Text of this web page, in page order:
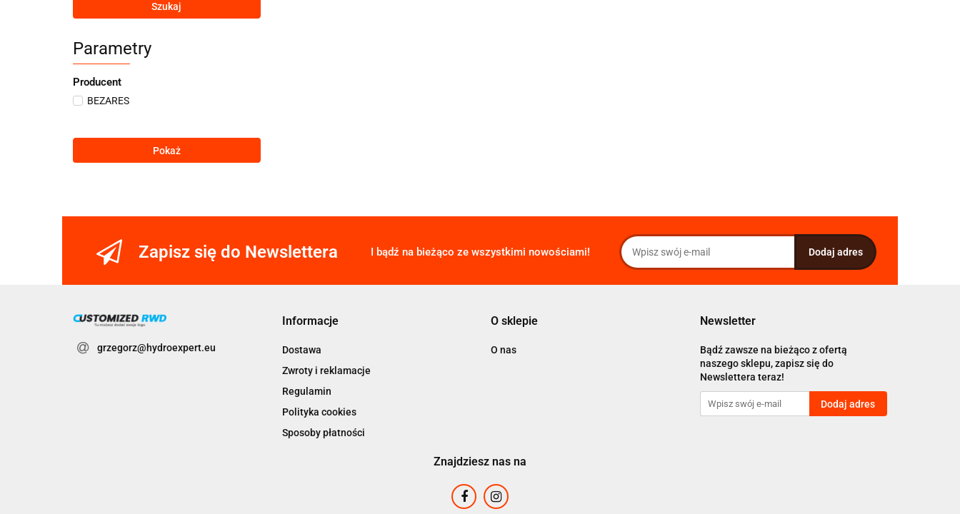
Szukaj
Parametry
Producent
BEZARES
Pokaż
Zapisz się do Newslettera I bądź na bieżąco ze wszystkimi nowościami!
grzegorz@hydroexpert.eu
Informacje
Dostawa
Zwroty i reklamacje
Regulamin
Polityka cookies
Sposoby płatności
O sklepie
O nas
Newsletter
Bądź zawsze na bieżąco z ofertą
naszego sklepu, zapisz się do
Newslettera teraz!
Znajdziesz nas na